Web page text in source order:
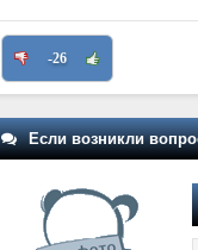
-26
Если возникли